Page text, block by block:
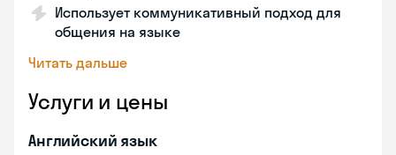
Использует коммуникативный подход для
общения на языке
Читать дальше
Услуги и цены
Английский язык